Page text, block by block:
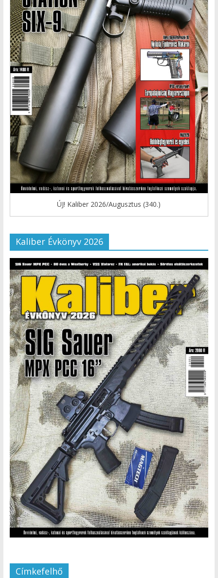
ÚJ! Kaliber 2026/Augusztus (340.)
Kaliber Évkönyv 2026
Címkefelhő